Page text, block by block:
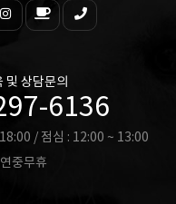
및 상담문의
6136
/ 점심 : 12:00 ~ 13:00
연중무휴